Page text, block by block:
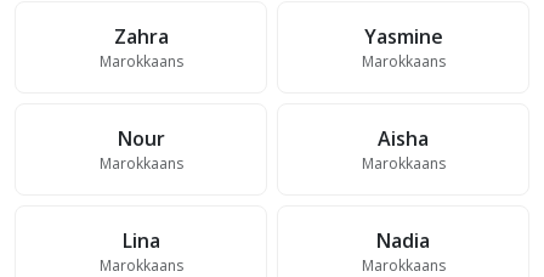
Zahra
Marokkaans
Yasmine
Marokkaans
Nour
Marokkaans
Aisha
Marokkaans
Lina
Marokkaans
Nadia
Marokkaans